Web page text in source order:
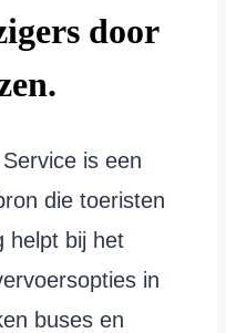
door
is een
die toeristen
helpt bij het
in
buses en